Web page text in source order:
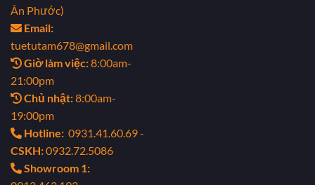
Ân Phước)
Email:
tuetutam678@gmail.com
Giờ làm việc:8:00am-
21:00pm
Chủ nhật:8:00am-
19:00pm
Hotline: 0931.41.60.69 -
CSKH:0932.72.5086
Showroom 1: